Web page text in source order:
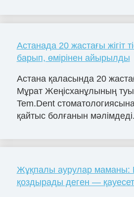
Астанада 20 жастағы жігіт
барып, өмірінен айырылды
Астана қаласында 20
Мұрат Жеңісханұлының
Tem.Dent
қайтыс болғанын
Жұқпалы аурулар маманы:
қоздырады деген — қауесет